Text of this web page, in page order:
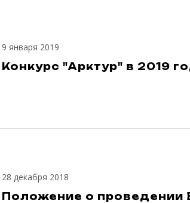
9 января 2019
Конкурс "Арктур" в 2019
28 декабря 2018
Положение о проведении